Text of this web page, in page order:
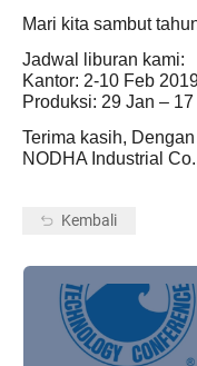
Mari kita sambut
Jadwal liburan kami:
Kantor: 2-10 Feb
Produksi: 29 Jan –
Terima kasih,
NODHA Industrial
Kembali